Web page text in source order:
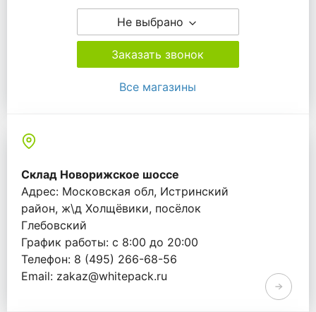
Не выбрано
Заказать звонок
Все магазины
Склад Новорижское шоссе
Адрес: Московская обл, Истринский
район, ж\д Холщёвики, посёлок
Глебовский
График работы: с 8:00 до 20:00
Телефон: 8 (495) 266-68-56
Email: zakaz@whitepack.ru